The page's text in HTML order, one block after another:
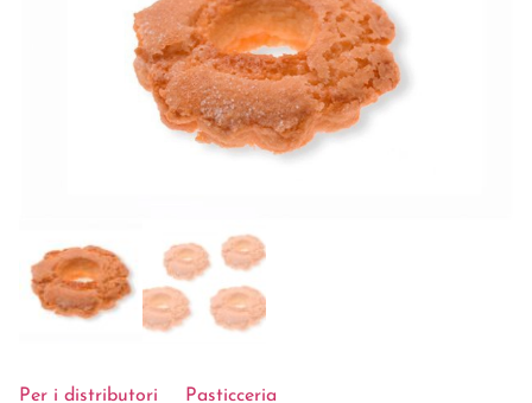
Per i distributori Pasticceria